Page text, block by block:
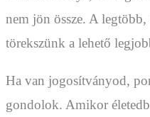
nem jön össze. A
törekszünk a lehető
Ha van jogosítványod,
gondolok. Amikor